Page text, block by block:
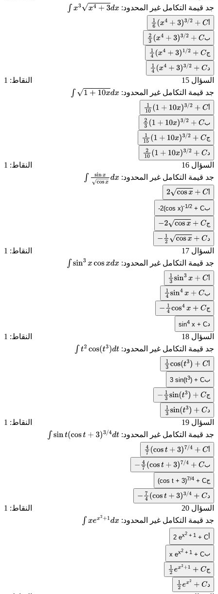
جد قيمة التكامل غير المحدود:
∫ x3 4 +3 dx
1 6(x +3 )3/2 +
ب
2 3(x +3 )3/2 +
ج
1 4(x +3 )1/2 +
1 4(x +3 )3/2 +
السؤال 15
النقاط: 1
جد قيمة التكامل غير المحدود:
∫ 1+ 10xdx
110(1+10x)3/2 +
C
ب
2 3(1 +10x)3/2 +
ج
115(1+10x)3/2 +
C
210(1+10x)3/2 + C
السؤال 16
النقاط: 1
جد قيمة التكامل غير المحدود:
sinxcosxd
2cosx+C
ب
-2(cos x)-1/2 + C
ج −2cosx+ C
12cosx+ C
السؤال 17
النقاط: 1
جد قيمة التكامل غير المحدود:
∫ sin3 cosxd x
13sin 3x +C
ب
14sin 4x
C
ج
14cos x+
C
sin4x + C
السؤال 18
النقاط: 1
جد قيمة التكامل غير المحدود:
∫ t2 cos(t3) dt
13cos(t 3) +C
ب
3 sin(t3 ) + C
ج − 13sin(t3 + C
13sin(t )+C
السؤال 19
النقاط: 1
جد قيمة التكامل غير المحدود:
∫ sint( cost+3) 3 4dt
4 7(cost+3) 7/4 +
ب
− 47(cost + 3)7/4+ C
ج
(cos t + 3)7/4 + C
− 74(cost + 3)3/4+ C
السؤال 20
النقاط: 1
جد قيمة التكامل غير المحدود:
∫ xex dx
2 ex + 1 + C
ب x ex + 1 + C
ج 12e 1+ C
12e 2+ C